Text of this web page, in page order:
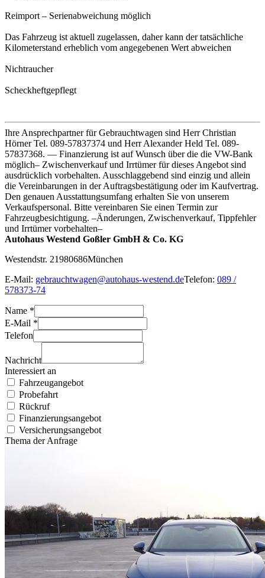
Reimport – Serienabweichung möglich
Das Fahrzeug ist aktuell zugelassen, daher kann der tatsächliche
Kilometerstand erheblich vom angegebenen Wert abweichen
Nichtraucher
Scheckheftgepflegt
Ihre Ansprechpartner für Gebrauchtwagen sind Herr Christian
Hörner Tel. 089-57837374 und Herr Alexander Held Tel. 089-
57837368. — Finanzierung ist auf Wunsch über die die VW-Bank
möglich– Zwischenverkauf und Irrtümer für dieses Angebot sind
ausdrücklich vorbehalten. Ausschlaggebend sind einzig und allein
die Vereinbarungen in der Auftragsbestätigung oder im Kaufvertrag.
Den genauen Ausstattungsumfang erhalten Sie von unserem
Verkaufspersonal. Bitte vereinbaren Sie einen Termin zur
Fahrzeugbesichtigung. –Änderungen, Zwischenverkauf, Tippfehler
und Irrtümer vorbehalten–
Autohaus Westend Goßler GmbH & Co. KG
Westendstr. 21980686München
E-Mail: gebrauchtwagen@autohaus-westend.deTelefon: 089 /
578373-74
Name *
E-Mail *
Telefon
Nachricht
Interessiert an
Fahrzeugangebot
Probefahrt
Rückruf
Finanzierungsangebot
Versicherungsangebot
Thema der Anfrage